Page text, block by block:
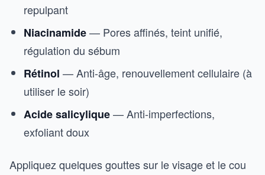
repulpant
Niacinamide— Pores affinés, teint unifié,
régulation du sébum
Rétinol — Anti-âge, renouvellement cellulaire (à
utiliser le soir)
Acide salicylique— Anti-imperfections,
exfoliant doux
Appliquez quelques gouttes sur le visage et le cou